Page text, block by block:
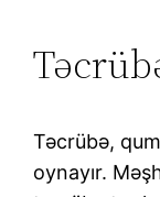
Təcrübə,
oynayır.